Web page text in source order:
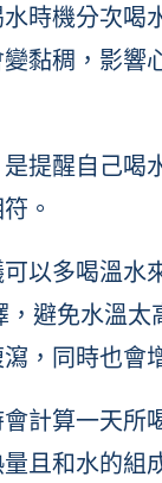
時機分次喝
黏稠，影響
提醒自己喝
。
以多喝溫水
避免水溫太
，同時也會
計算一天所
且和水的組